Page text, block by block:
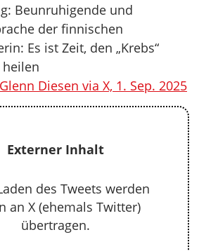
Beunruhigende und
der finnischen
Es ist Zeit, den „Krebs“
heilen
Diesen via X, 1. Sep. 2025
Externer Inhalt
des Tweets werden
an X (ehemals Twitter)
übertragen.